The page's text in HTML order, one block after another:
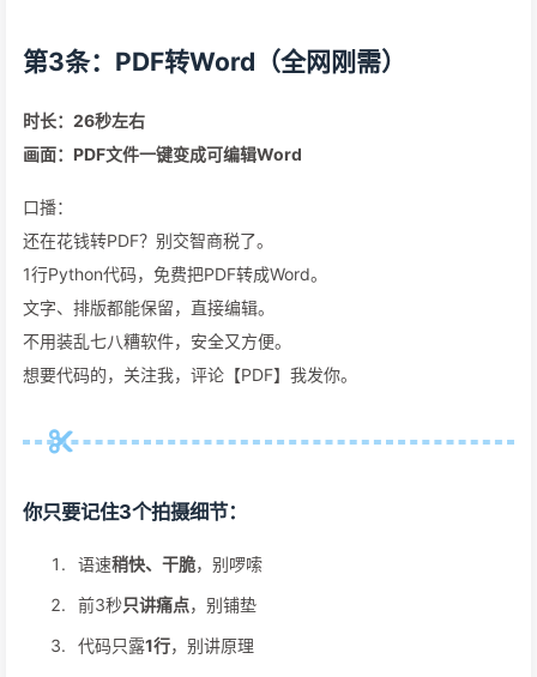
第3条：PDF转Word（全网刚需）
时长：26秒左右
画面：PDF文件一键变成可编辑Word
口播：
还在花钱转PDF？别交智商税了。
1行Python代码，免费把PDF转成Word。
文字、排版都能保留，直接编辑。
不用装乱七八糟软件，安全又方便。
想要代码的，关注我，评论【PDF】我发你。
你只要记住3个拍摄细节：
语速稍快、干脆，别啰嗦
前3秒只讲痛点，别铺垫
代码只露1行，别讲原理